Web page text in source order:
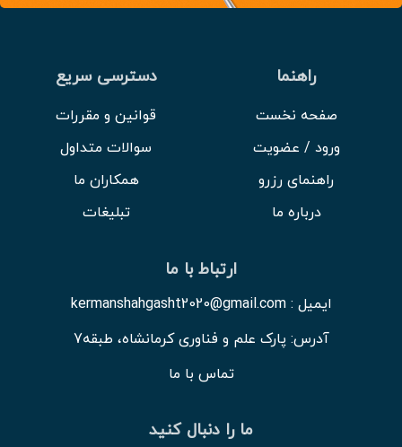
راهنما
صفحه نخست
ورود / عضویت
راهنمای رزرو
درباره ما
دسترسی سریع
قوانین و مقررات
سوالات متداول
همکاران ما
تبلیغات
ارتباط با ما
ایمیل : kermanshahgasht2020@gmail.com
آدرس: پارک علم و فناوری کرمانشاه، طبقه7
تماس با ما
ما را دنبال کنید